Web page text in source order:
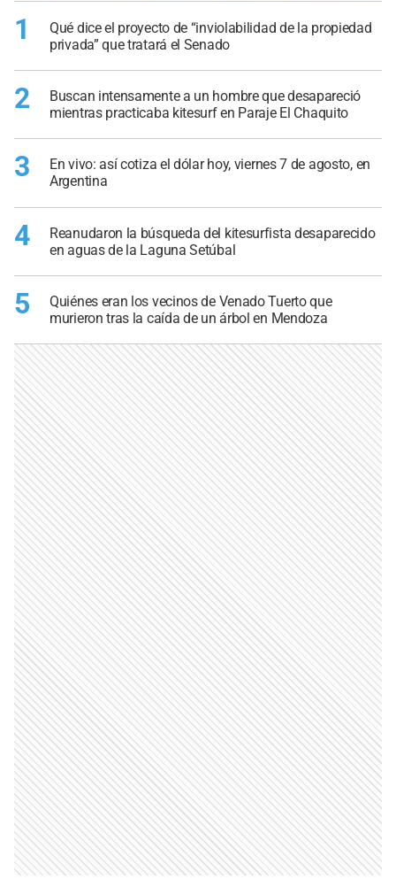
1
Qué dice el proyecto de “inviolabilidad de la propiedad
privada” que tratará el Senado
2
Buscan intensamente a un hombre que desapareció
mientras practicaba kitesurf en Paraje El Chaquito
3
En vivo: así cotiza el dólar hoy, viernes 7 de agosto, en
Argentina
4
Reanudaron la búsqueda del kitesurfista desaparecido
en aguas de la Laguna Setúbal
5
Quiénes eran los vecinos de Venado Tuerto que
murieron tras la caída de un árbol en Mendoza